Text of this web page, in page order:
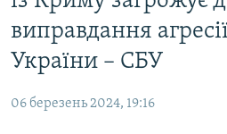
Перейти
до
основної
Перейти
ВІДЕО ТА ФОТО
ПОЛІТИКА
ПОГЛЯД
виправдання
України – СБУ
06 березень 2024, 19:16